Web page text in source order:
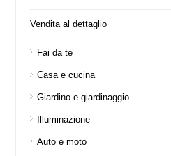
Vendita al dettaglio
Fai da te
Casa e cucina
Giardino e giardinaggio
Illuminazione
Auto e moto